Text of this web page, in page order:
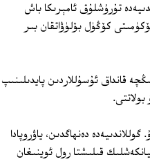
تۇرۇشلۇق ئامېرىكا باش
كۆڭۈل بۆلۈۋاتقان بىر
قانداق ئۇسۇللاردىن پايدىلىنىپ
دەنھاگدىن، ياۋروپادا
قىلىشتا رول ئوينىغان